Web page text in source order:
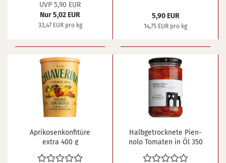
UVP 5,90 EUR
Nur 5,02 EUR
33,47 EUR pro kg
5,90 EUR
14,75 EUR pro kg
Apri­ko­sen­kon­fi­tü­re
extra 400 g
Halb­ge­trock­ne­te Pi­en­
no­lo To­ma­ten in Öl 350